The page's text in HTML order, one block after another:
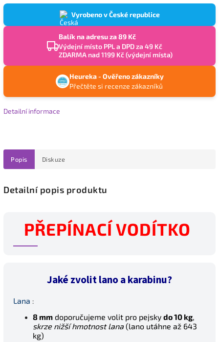
Vyrobeno v České republice
Balík na adresu za 89 Kč
Výdejní místo PPL a DPD za 49 Kč
ZDARMA nad 1199 Kč (výdejní místa)
Heureka - Ověřeno zákazníky
Přečtěte si recenze zákazníků
Detailní informace
Popis Diskuze
Detailní popis produktu
PŘEPÍNACÍ VODÍTKO
Jaké zvolit lano a karabinu?
Lana :
8 mm doporučujeme volit pro pejsky do 10 kg,
skrze nižší hmotnost lana (lano utáhne až 643
kg)